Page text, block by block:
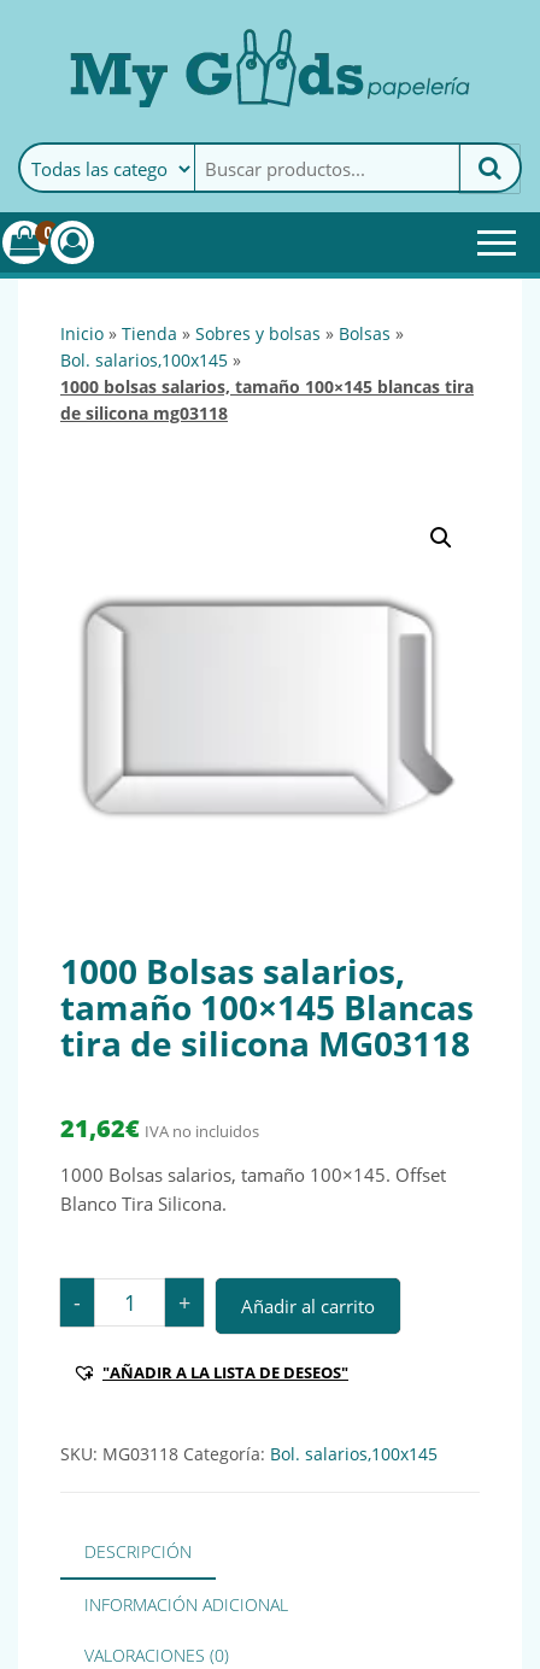
MyGoods · PapeleríaMy Goods es tu papelería
online de confianza. Podrás
encontrar todo lo necesario
0
inicio » tienda » sobres y bolsas » bolsas »
bol. salarios,100x145 »
1000 bolsas salarios, tamaño 100×145 blancas tira
de silicona mg03118
1000 Bolsas salarios,
tamaño 100×145 Blancas
tira de silicona MG03118
21,62€ IVA no incluidos
1000 Bolsas salarios, tamaño 100×145. Offset
Blanco Tira Silicona.
- 1000 Bolsas salarios, tamaño 100x145 Blancas tira
+ Añadir al carrito
"AÑADIR A LA LISTA DE DESEOS"
SKU: MG03118 Categoría: Bol. salarios,100x145
DESCRIPCIÓN
INFORMACIÓN ADICIONAL
VALORACIONES (0)